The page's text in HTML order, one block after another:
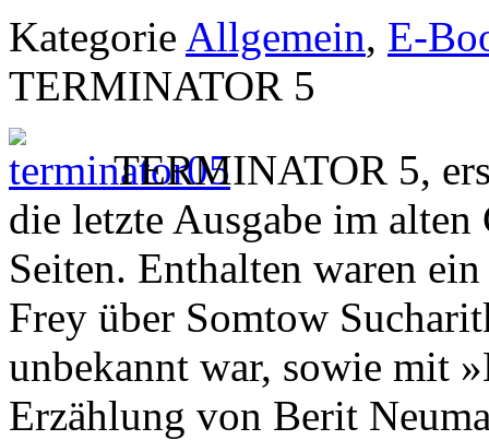
Kategorie Allgemein, E-
TERMINATOR 5
TERMINATOR 5,
die letzte Ausgabe im
Seiten. Enthalten waren
Frey über Somtow
unbekannt war, sowie mit
Erzählung von Berit